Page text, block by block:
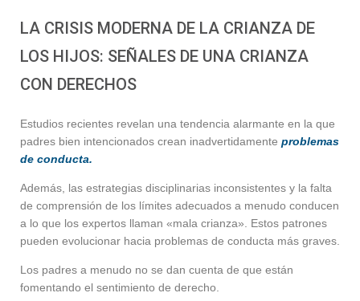
LA CRISIS MODERNA DE LA CRIANZA DE
LOS HIJOS: SEÑALES DE UNA CRIANZA
CON DERECHOS
Estudios recientes revelan una tendencia alarmante en la que
padres bien intencionados crean inadvertidamente problemas
de conducta.
Además, las estrategias disciplinarias inconsistentes y la falta
de comprensión de los límites adecuados a menudo conducen
a lo que los expertos llaman «mala crianza». Estos patrones
pueden evolucionar hacia problemas de conducta más graves.
Los padres a menudo no se dan cuenta de que están
fomentando el sentimiento de derecho.